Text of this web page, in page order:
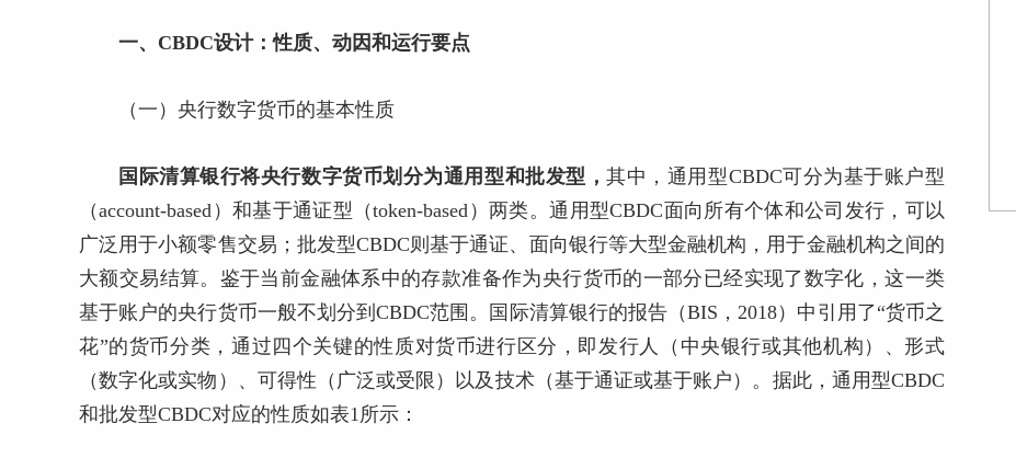
一、CBDC设计：性质、动因和运行要点
（一）央行数字货币的基本性质
国际清算银行将央行数字货币划分为通用型和批发型，其中，通用型CBDC可分为基于账户型
（account-based）和基于通证型（token-based）两类。通用型CBDC面向所有个体和公司发行，可以
广泛用于小额零售交易；批发型CBDC则基于通证、面向银行等大型金融机构，用于金融机构之间的
大额交易结算。鉴于当前金融体系中的存款准备作为央行货币的一部分已经实现了数字化，这一类
基于账户的央行货币一般不划分到CBDC范围。国际清算银行的报告（BIS，2018）中引用了“货币之
花”的货币分类，通过四个关键的性质对货币进行区分，即发行人（中央银行或其他机构）、形式
（数字化或实物）、可得性（广泛或受限）以及技术（基于通证或基于账户）。据此，通用型CBDC
和批发型CBDC对应的性质如表1所示：